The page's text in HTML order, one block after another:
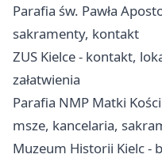
Parafia św. Pawła
sakramenty, kontakt
ZUS Kielce - kontakt,
załatwienia
Parafia NMP Matki
msze, kancelaria,
Muzeum Historii Kielc -